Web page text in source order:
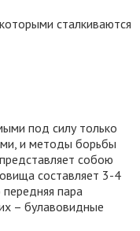
сталкиваются
под силу только
и методы борьбы
собою
составляет 3-4
передняя пара
– булавовидные